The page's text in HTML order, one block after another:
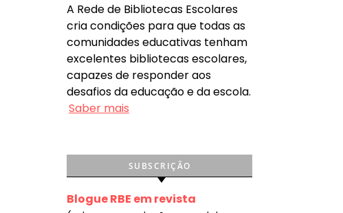
A Rede de Bibliotecas Escolares
cria condições para que todas as
comunidades educativas tenham
excelentes bibliotecas escolares,
capazes de responder aos
desafios da educação e da escola.
Saber mais
SUBSCRIÇÃO
Blogue RBE em revista